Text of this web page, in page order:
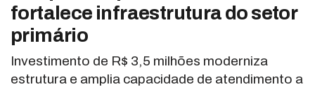
fortalece infraestrutura do setor
primário
Investimento de R$ 3,5 milhões moderniza
estrutura e amplia capacidade de atendimento a